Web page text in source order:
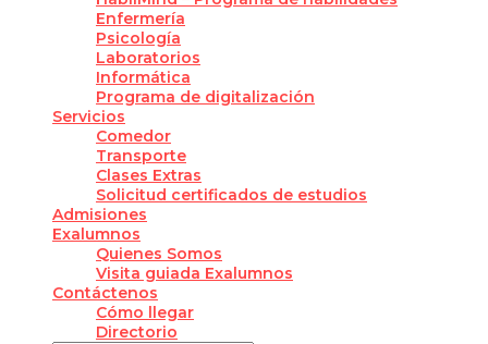
Enfermería
Psicología
Laboratorios
Informática
Programa de digitalización
Servicios
Comedor
Transporte
Clases Extras
Solicitud certificados de estudios
Admisiones
Exalumnos
Quienes Somos
Visita guiada Exalumnos
Contáctenos
Cómo llegar
Directorio